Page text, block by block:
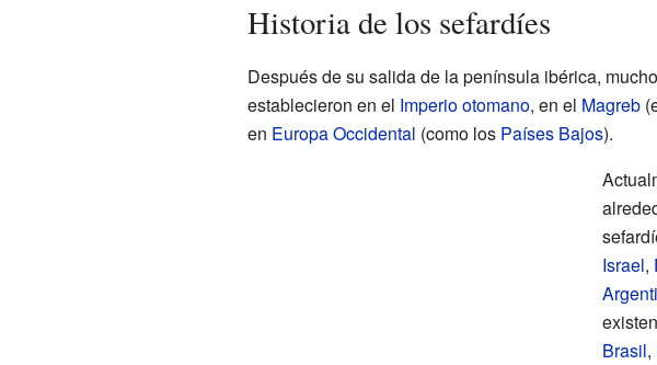
Historia de los sefardíes
Después de su salida de la península ibérica,
establecieron en el Imperio otomano, en el Magreb
en Europa Occidental (como los Países Bajos).
Israel,
Brasil,